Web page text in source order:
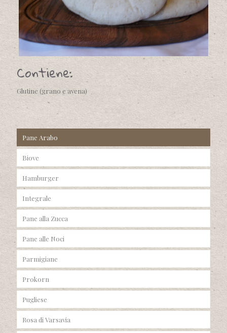
Contiene:
Glutine (grano e avena)
Pane Arabo
Biove
Hamburger
Integrale
Pane alla Zucca
Pane alle Noci
Parmigiane
Prokorn
Pugliese
Rosa di Varsavia